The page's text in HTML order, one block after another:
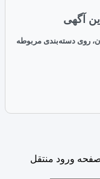
آگهی
روی دسته‌بندی مربوطه
صفحه ورود منتقل